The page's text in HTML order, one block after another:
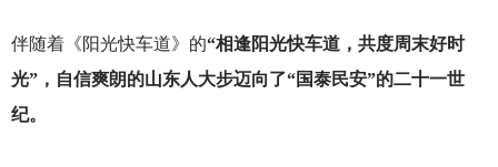
伴随着《阳光快车道》的“相逢阳光快车道，共度周末好时
光”，自信爽朗的山东人大步迈向了“国泰民安”的二十一世
纪。